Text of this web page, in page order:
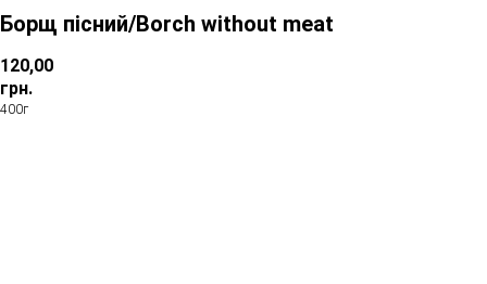
Борщ пісний/Borch without meat
120,00
грн.
400г